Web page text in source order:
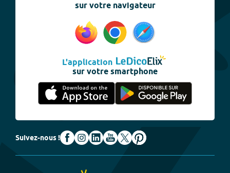
sur votre navigateur
L'application
sur votre smartphone
Suivez-nous !